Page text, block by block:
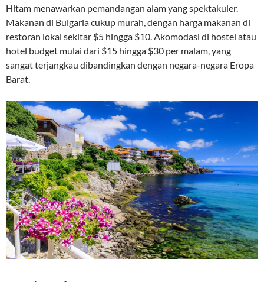
Hitam menawarkan pemandangan alam yang spektakuler.
Makanan di Bulgaria cukup murah, dengan harga makanan di
restoran lokal sekitar $5 hingga $10. Akomodasi di hostel atau
hotel budget mulai dari $15 hingga $30 per malam, yang
sangat terjangkau dibandingkan dengan negara-negara Eropa
Barat.